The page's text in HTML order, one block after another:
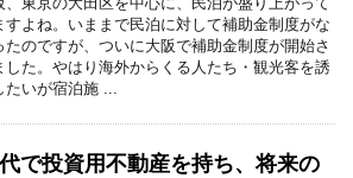
すよね。いままで民泊に対して補助金制度がな
たのですが、ついに大阪で補助金制度が開始さ
した。やはり海外からくる人たち・観光客を誘
たいが宿泊施 ...
で投資用不動産を持ち、将来の